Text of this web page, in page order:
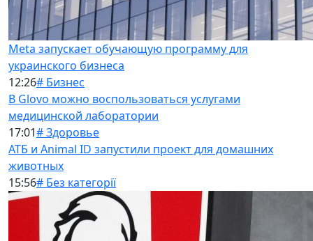
Meta запускает обучающую программу для
украинского бизнеса
12:26# Бизнес
В Glovo можно воспользоваться услугами
медицинской лаборатории
17:01# Здоровье
АТБ и Animal ID запустили проект для домашних
животных
15:56# Без категорії